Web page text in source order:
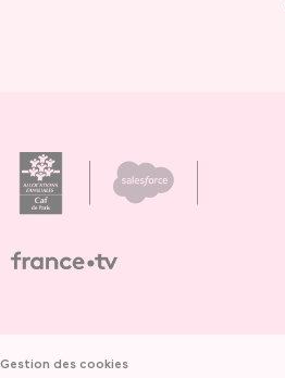
Gestion des cookies